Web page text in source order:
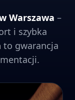
Warszawa –
i szybka
to gwarancja